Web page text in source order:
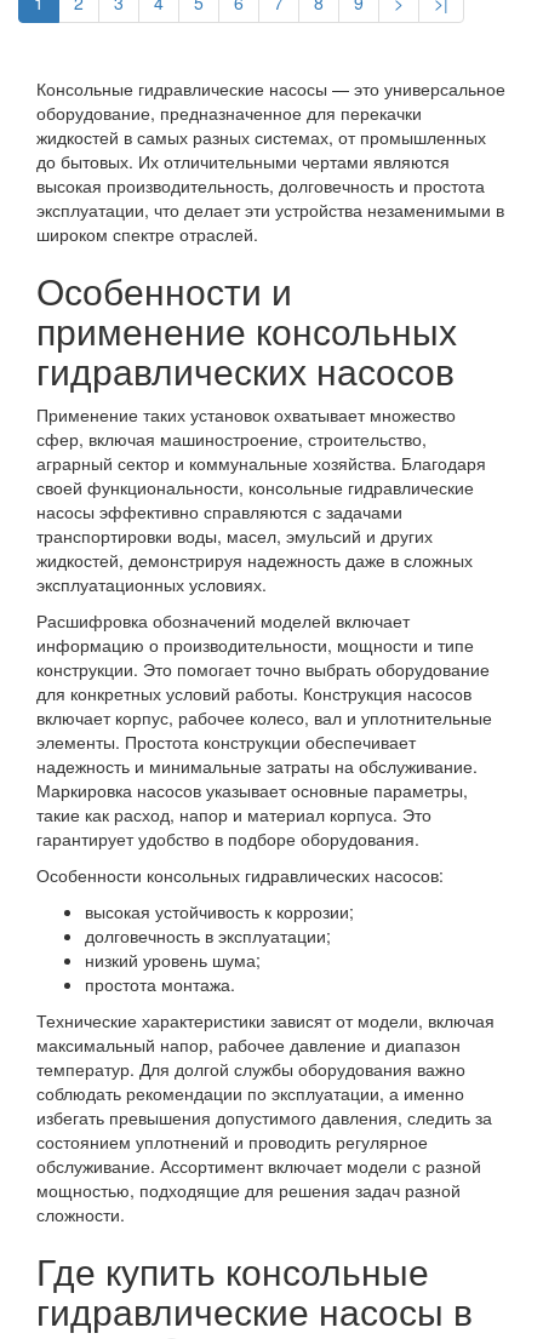
Консольные гидравлические насосы — это универсальное
оборудование, предназначенное для перекачки
жидкостей в самых разных системах, от промышленных
до бытовых. Их отличительными чертами являются
высокая производительность, долговечность и простота
эксплуатации, что делает эти устройства незаменимыми в
широком спектре отраслей.
Особенности и
применение консольных
гидравлических насосов
Применение таких установок охватывает множество
сфер, включая машиностроение, строительство,
аграрный сектор и коммунальные хозяйства. Благодаря
своей функциональности, консольные гидравлические
насосы эффективно справляются с задачами
транспортировки воды, масел, эмульсий и других
жидкостей, демонстрируя надежность даже в сложных
эксплуатационных условиях.
Расшифровка обозначений моделей включает
информацию о производительности, мощности и типе
конструкции. Это помогает точно выбрать оборудование
для конкретных условий работы. Конструкция насосов
включает корпус, рабочее колесо, вал и уплотнительные
элементы. Простота конструкции обеспечивает
надежность и минимальные затраты на обслуживание.
Маркировка насосов указывает основные параметры,
такие как расход, напор и материал корпуса. Это
гарантирует удобство в подборе оборудования.
Особенности консольных гидравлических насосов:
высокая устойчивость к коррозии;
долговечность в эксплуатации;
низкий уровень шума;
простота монтажа.
Технические характеристики зависят от модели, включая
максимальный напор, рабочее давление и диапазон
температур. Для долгой службы оборудования важно
соблюдать рекомендации по эксплуатации, а именно
избегать превышения допустимого давления, следить за
состоянием уплотнений и проводить регулярное
обслуживание. Ассортимент включает модели с разной
мощностью, подходящие для решения задач разной
сложности.
Где купить консольные
гидравлические насосы в